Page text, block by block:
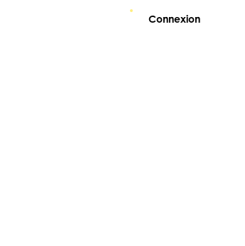
Connexion